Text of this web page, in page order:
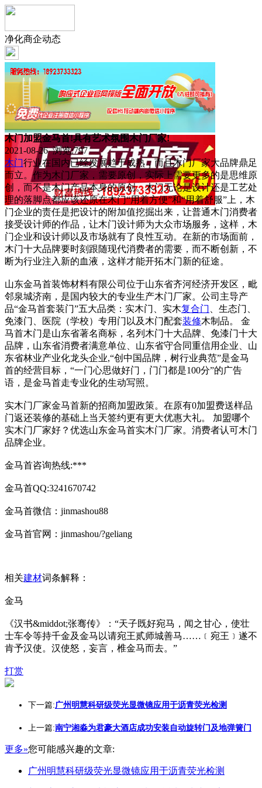
净化商企动态
木门加盟金马首!具有艺术氛围木门厂家!
2021-08-26 浏览:797
木门行业在国内已经发展趋于成熟，而且木门厂家大品牌鼎足
而立。作为木门厂家，需要原创，实际上需要更多的是思维原
创，而不是木门产品本身的原创。木门无论是设计还是工艺处
理的落脚点都应该还原在木门“用着方便”和“用着舒服”上，木
门企业的责任是把设计的附加值挖掘出来，让普通木门消费者
接受设计师的作品，让木门设计师为大众市场服务，这样，木
门企业和设计师以及市场就有了良性互动。在新的市场面前，
木门十大品牌要时刻跟随现代消费者的需要，而不断创新，不
断为行业注入新的血液，这样才能开拓木门新的征途。
山东金马首装饰材料有限公司位于山东省齐河经济开发区，毗
邻泉城济南，是国内较大的专业生产木门厂家。公司主导产
品“金马首套装门”五大品类：实木门、实木复合门
、生态门、
免漆门、医院（学校）专用门以及木门配套装修木制品。 金
马首木门是山东省著名商标，名列木门十大品牌、免漆门十大
品牌，山东省消费者满意单位、山东省守合同重信用企业、山
东省林业产业化龙头企业,“创中国品牌，树行业典范”是金马
首的经营目标，“一门心思做好门，门门都是100分”的广告
语，是金马首走专业化的生动写照。
实木门厂家金马首新的招商加盟政策。在原有0加盟费送样品
门返还装修的基础上当天签约更有更大优惠大礼。 加盟哪个
实木门厂家好？优选山东金马首实木门厂家。消费者认可木门
品牌企业。
金马首咨询热线:***
金马首QQ:3241670742
金马首微信：jinmashou88
金马首官网：jinmashou/?geliang
相关建材词条解释：
金马
《汉书&middot;张骞传》：“天子既好宛马，闻之甘心，使壮
士车令等持千金及金马以请宛王贰师城善马……﹝宛王﹞遂不
肯予汉使。汉使怒，妄言，椎金马而去。”
打赏
下一篇:广州明慧科研级荧光显微镜应用于沥青荧光检测
上一篇:南宁湘淼为君豪大酒店成功安装自动旋转门及地弹簧门
更多»您可能感兴趣的文章:
广州明慧科研级荧光显微镜应用于沥青荧光检测